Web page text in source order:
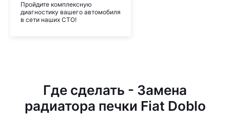
Пройдите комплексную
диагностику вашего автомобиля
в сети наших СТО!
Где сделать - Замена
радиатора печки Fiat Doblo